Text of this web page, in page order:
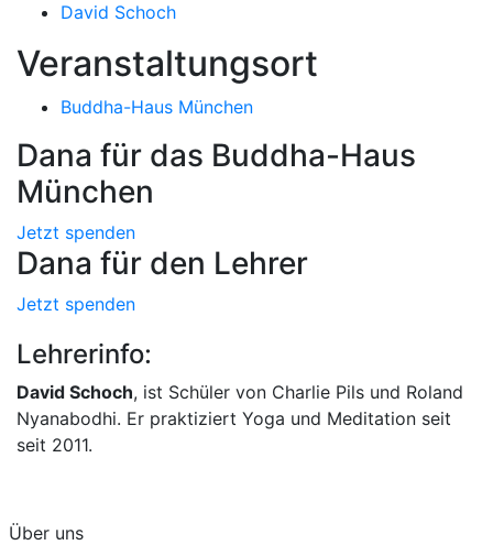
David Schoch
Veranstaltungsort
Buddha-Haus München
Dana für das Buddha-Haus
München
Jetzt spenden
Dana für den Lehrer
Jetzt spenden
Lehrerinfo:
David Schoch, ist Schüler von Charlie Pils und Roland
Nyanabodhi. Er praktiziert Yoga und Meditation seit
seit 2011.
Über uns